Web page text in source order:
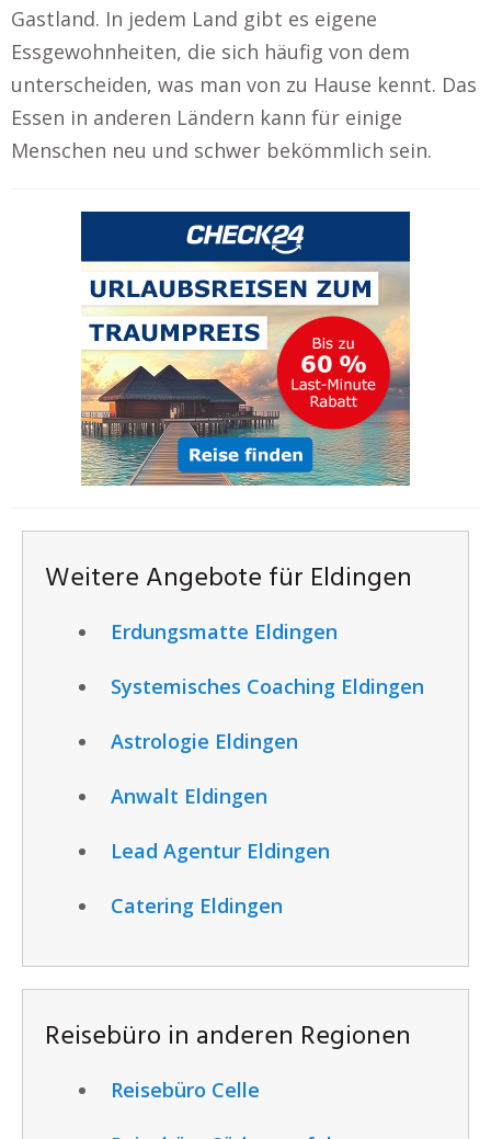
Gastland. In jedem Land gibt es eigene
Essgewohnheiten, die sich häufig von dem
unterscheiden, was man von zu Hause kennt. Das
Essen in anderen Ländern kann für einige
Menschen neu und schwer bekömmlich sein.
Weitere Angebote für Eldingen
Erdungsmatte Eldingen
Systemisches Coaching Eldingen
Astrologie Eldingen
Anwalt Eldingen
Lead Agentur Eldingen
Catering Eldingen
Reisebüro in anderen Regionen
Reisebüro Celle